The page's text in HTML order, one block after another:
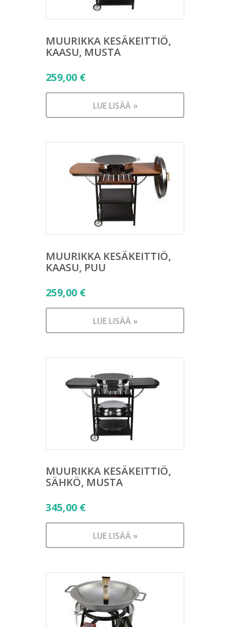
MUURIKKA KESÄKEITTIÖ,
KAASU, MUSTA
259,00 €
LUE LISÄÄ »
MUURIKKA KESÄKEITTIÖ,
KAASU, PUU
259,00 €
LUE LISÄÄ »
MUURIKKA KESÄKEITTIÖ,
SÄHKÖ, MUSTA
345,00 €
LUE LISÄÄ »